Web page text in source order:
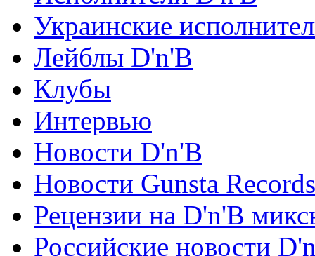
Украинские
Лейблы D'n'B
Клубы
Интервью
Новости D'n'B
Новости Gunsta Records
Рецензии на D'n'B
Российские новости